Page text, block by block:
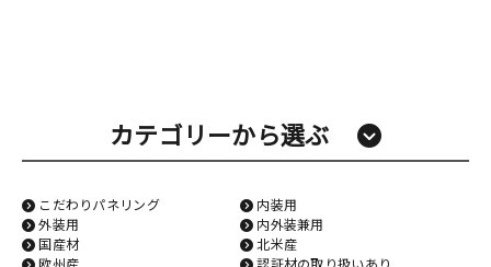
カテゴリーから選ぶ
こだわりパネリング
内装用
外装用
内外装兼用
国産材
北米産
欧州産
認証材の取り扱いあり